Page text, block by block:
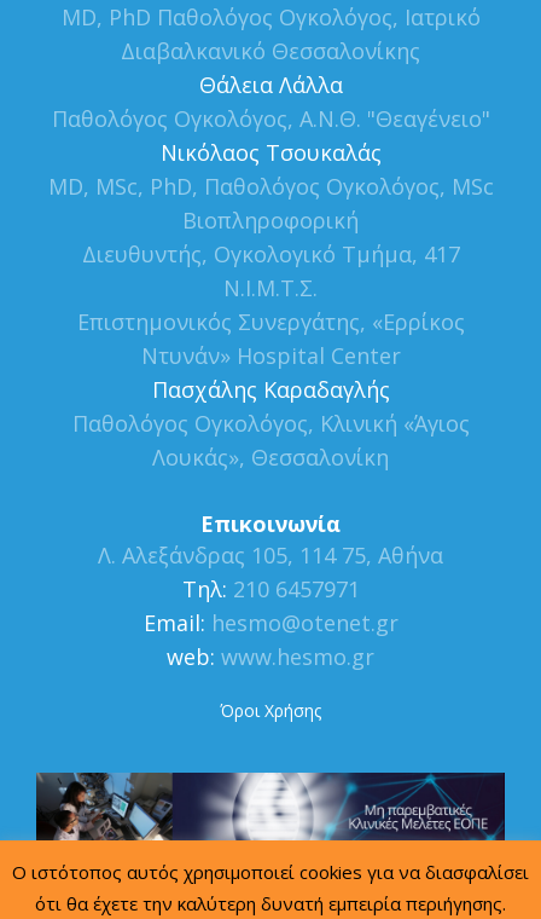
MD, PhD Παθολόγος Ογκολόγος, Ιατρικό
Διαβαλκανικό Θεσσαλονίκης
Θάλεια Λάλλα
Παθολόγος Ογκολόγος, Α.Ν.Θ. "Θεαγένειο"
Νικόλαος Τσουκαλάς
MD, MSc, PhD, Παθολόγος Ογκολόγος, MSc
Βιοπληροφορική
Διευθυντής, Ογκολογικό Τμήμα, 417
Ν.Ι.Μ.Τ.Σ.
Επιστημονικός Συνεργάτης, «Ερρίκος
Ντυνάν» Hospital Center
Πασχάλης Καραδαγλής
Παθολόγος Ογκολόγος, Κλινική «Άγιος
Λουκάς», Θεσσαλονίκη
Επικοινωνία
Λ. Αλεξάνδρας 105, 114 75, Αθήνα
Τηλ: 210 6457971
Εmail: hesmo@otenet.gr
web: www.hesmo.gr
Όροι Χρήσης
Ο ιστότοπος αυτός χρησιμοποιεί cookies για να διασφαλίσει
ότι θα έχετε την καλύτερη δυνατή εμπειρία περιήγησης.